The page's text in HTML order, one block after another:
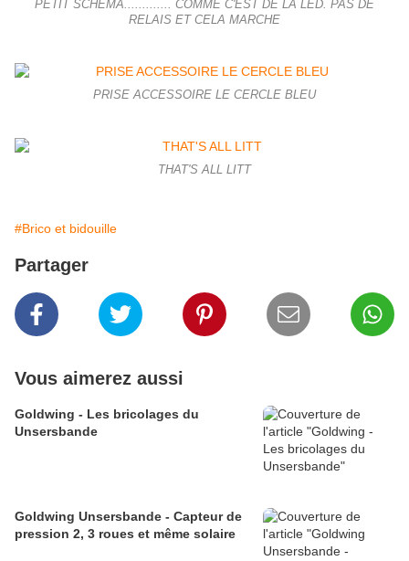
PETIT SCHÉMA............. COMME C'EST DE LA LED. PAS DE
RELAIS ET CELA MARCHE
PRISE ACCESSOIRE LE CERCLE BLEU
THAT'S ALL LITT
#Brico et bidouille
Partager
Vous aimerez aussi
Goldwing - Les bricolages du
Unsersbande
Goldwing Unsersbande - Capteur de
pression 2, 3 roues et même solaire